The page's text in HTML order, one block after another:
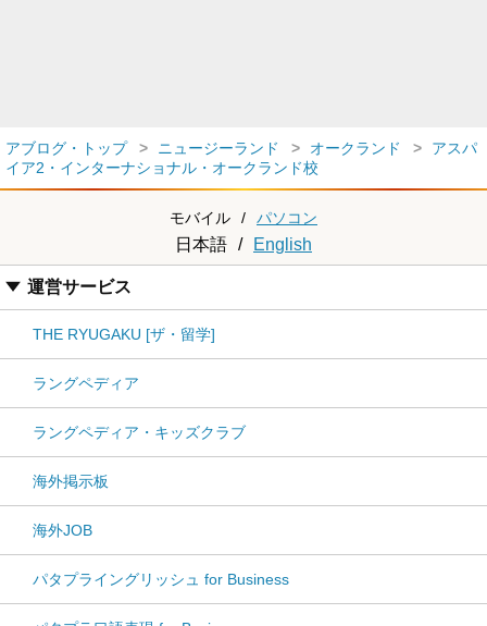
アブログ・トップ ニュージーランド オークランド
アスパ
イア2・インターナショナル・オークランド校
モバイル / パソコン
日本語 / English
運営サービス
THE RYUGAKU [ザ・留学]
ラングペディア
ラングペディア・キッズクラブ
海外掲示板
海外JOB
パタプライングリッシュ for Business